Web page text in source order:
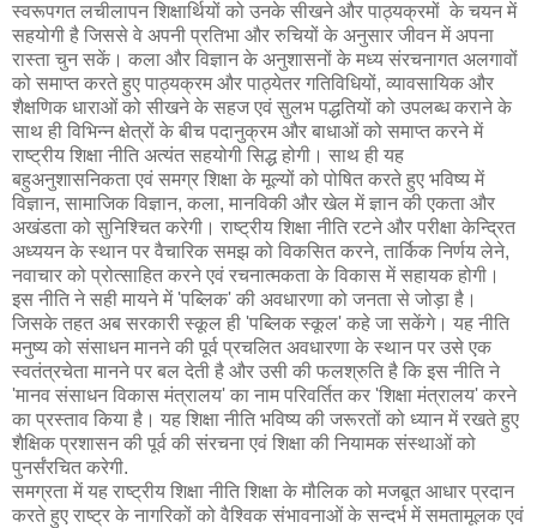
स्वरूपगत लचीलापन शिक्षार्थियों को उनके सीखने और पाठ्यक्रमों के चयन में
सहयोगी है जिससे वे अपनी प्रतिभा और रुचियों के अनुसार जीवन में अपना
रास्ता चुन सकें। कला और विज्ञान के अनुशासनों के मध्य संरचनागत अलगावों
को समाप्त करते हुए पाठ्यक्रम और पाठ्येतर गतिविधियों, व्यावसायिक और
शैक्षणिक धाराओं को सीखने के सहज एवं सुलभ पद्धतियों को उपलब्ध कराने के
साथ ही विभिन्न क्षेत्रों के बीच पदानुक्रम और बाधाओं को समाप्त करने में
राष्ट्रीय शिक्षा नीति अत्यंत सहयोगी सिद्ध होगी। साथ ही यह
बहुअनुशासनिकता एवं समग्र शिक्षा के मूल्यों को पोषित करते हुए भविष्य में
विज्ञान, सामाजिक विज्ञान, कला, मानविकी और खेल में ज्ञान की एकता और
अखंडता को सुनिश्चित करेगी। राष्ट्रीय शिक्षा नीति रटने और परीक्षा केन्द्रित
अध्ययन के स्थान पर वैचारिक समझ को विकसित करने, तार्किक निर्णय लेने,
नवाचार को प्रोत्साहित करने एवं रचनात्मकता के विकास में सहायक होगी।
इस नीति ने सही मायने में 'पब्लिक' की अवधारणा को जनता से जोड़ा है।
जिसके तहत अब सरकारी स्कूल ही 'पब्लिक स्कूल' कहे जा सकेंगे। यह नीति
मनुष्य को संसाधन मानने की पूर्व प्रचलित अवधारणा के स्थान पर उसे एक
स्वतंत्रचेता मानने पर बल देती है और उसी की फलश्रुति है कि इस नीति ने
'मानव संसाधन विकास मंत्रालय' का नाम परिवर्तित कर 'शिक्षा मंत्रालय' करने
का प्रस्ताव किया है। यह शिक्षा नीति भविष्य की जरूरतों को ध्यान में रखते हुए
शैक्षिक प्रशासन की पूर्व की संरचना एवं शिक्षा की नियामक संस्थाओं को
पुनर्संरचित करेगी.
समग्रता में यह राष्ट्रीय शिक्षा नीति शिक्षा के मौलिक को मजबूत आधार प्रदान
करते हुए राष्ट्र के नागरिकों को वैश्विक संभावनाओं के सन्दर्भ में समतामूलक एवं